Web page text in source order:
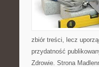
zbiór treści, lecz
przydatność
Zdrowie. Strona